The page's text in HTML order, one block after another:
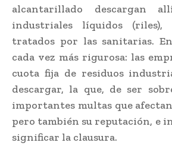
alcantarillado descargan
industriales líquidos (riles),
tratados por las sanitarias.
cada vez más rigurosa: las
cuota fija de residuos
descargar, la que, de ser
importantes multas que
pero también su reputación, e
significar la clausura.